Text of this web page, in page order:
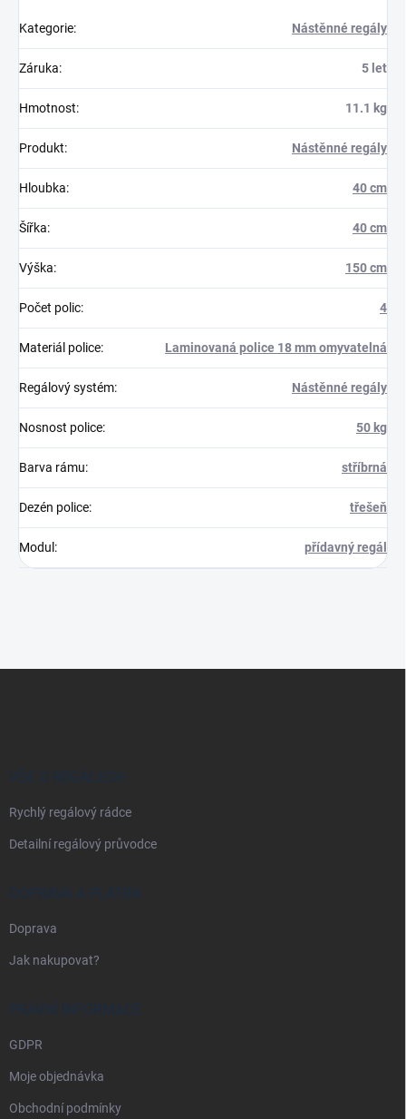
Kategorie: Nástěnné regály
Záruka: 5 let
Hmotnost: 11.1 kg
Produkt: Nástěnné regály
Hloubka: 40 cm
Šířka: 40 cm
Výška: 150 cm
Počet polic: 4
Materiál police: Laminovaná police 18 mm omyvatelná
Regálový systém: Nástěnné regály
Nosnost police: 50 kg
Barva rámu: stříbrná
Dezén police: třešeň
Modul : přídavný regál
VŠE O REGÁLECH
Rychlý regálový rádce
Detailní regálový průvodce
DOPRAVA A PLATBA
Doprava
Jak nakupovat?
PRÁVNÍ INFORMACE
GDPR
Moje objednávka
Obchodní podmínky